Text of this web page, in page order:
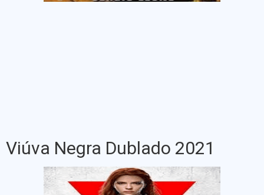
Viúva Negra Dublado 2021